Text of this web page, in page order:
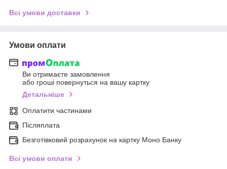
Всі умови доставки
Умови оплати
Ви отримаєте замовлення
або гроші повернуться на вашу картку
Детальніше
Оплатити частинами
Післяплата
Безготівковий розрахунок на картку Моно Банку
Всі умови оплати